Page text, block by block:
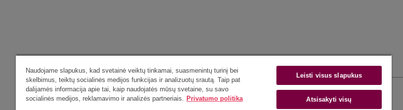
Filosofijos fakultetas
Universiteto g. 9, LT-01131 Vilnius
Telefonas: +370 5 266 7600
Informacija
Studijų klausimais: +370 5 266 7606
El. paštas:
Nuorodos
Biblioteka
Alumni
Naudojame slapukus, kad svetainė veiktų tinkamai, suasmenintų turinį bei
skelbimus, teiktų socialinės medijos funkcijas ir analizuotų srautą. Taip pat
dalijamės informacija apie tai, kaip naudojatės mūsų svetaine, su savo
socialinės medijos, reklamavimo ir analizės partneriais. Privatumo politika
Leisti visus slapukus
Atsisakyti visų